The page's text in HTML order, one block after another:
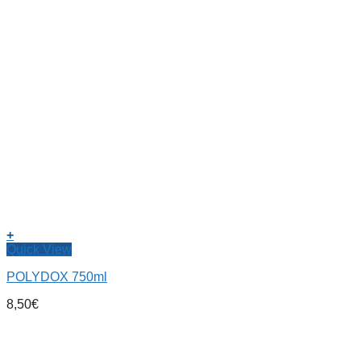
+
Quick View
POLYDOX 750ml
8,50€